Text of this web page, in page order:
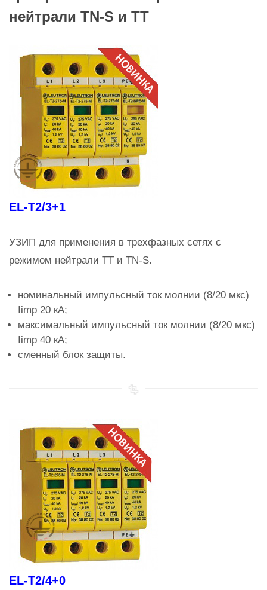
нейтрали TN-S и TT
EL-T2/3+1
УЗИП для применения в трехфазных сетях с
режимом нейтрали TT и TN-S.
номинальный импульсный ток молнии (8/20 мкс)
Iimp 20 кА;
максимальный импульсный ток молнии (8/20 мкс)
Iimp 40 кА;
сменный блок защиты.
EL-T2/4+0